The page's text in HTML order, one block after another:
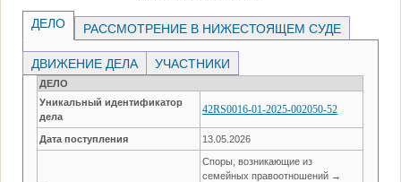
ДЕЛО РАССМОТРЕНИЕ В НИЖЕСТОЯЩЕМ СУДЕ
ДВИЖЕНИЕ ДЕЛА УЧАСТНИКИ
ДЕЛО
Уникальный идентификатор
дела
42RS0016-01-2025-002050-52
Дата поступления 13.05.2026
Споры, возникающие из
семейных правоотношений →